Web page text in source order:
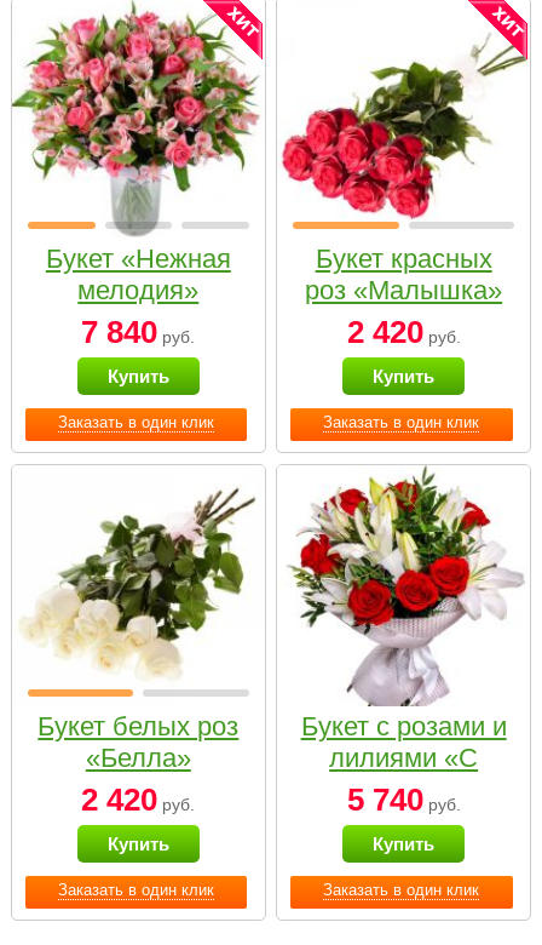
Заказать в один клик
Букет «Нежная
мелодия»
7 840 руб.
Купить
Заказать в один клик
Букет красных
роз «Малышка»
2 420руб.
Купить
Заказать в один клик
Букет белых роз
«Белла»
2 420 руб.
Купить
Заказать в один клик
Букет с розами и
лилиями «С
наилучшими
пожеланиями»
5 740руб.
Купить